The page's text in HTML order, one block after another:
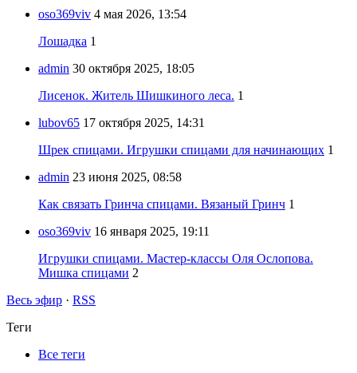
oso369viv 4 мая 2026, 13:54
Лошадка 1
admin 30 октября 2025, 18:05
Лисенок. Житель Шишкиного леса. 1
lubov65 17 октября 2025, 14:31
Шрек спицами. Игрушки спицами для начинающих 1
admin 23 июня 2025, 08:58
Как связать Гринча спицами. Вязаный Гринч 1
oso369viv 16 января 2025, 19:11
Игрушки спицами. Мастер-классы Оля Ослопова.
Мишка спицами 2
Весь эфир · RSS
Теги
Все теги